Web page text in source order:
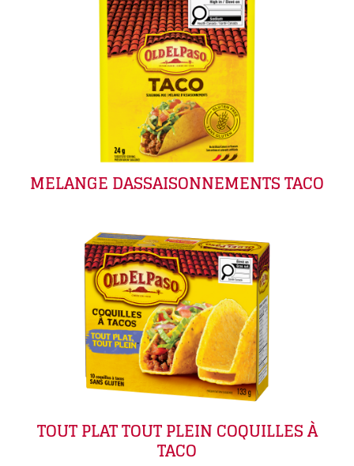
MELANGE DASSAISONNEMENTS TACO
TOUT PLAT TOUT PLEIN COQUILLES À
TACO